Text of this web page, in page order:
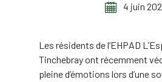
4 juin
Les résidents de l’EHPAD
Tinchebray ont récemment
pleine d’émotions lors d’une